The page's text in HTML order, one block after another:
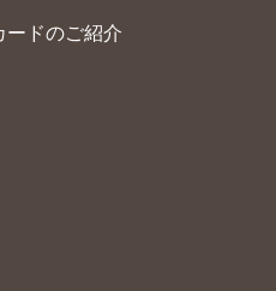
ドのご紹介